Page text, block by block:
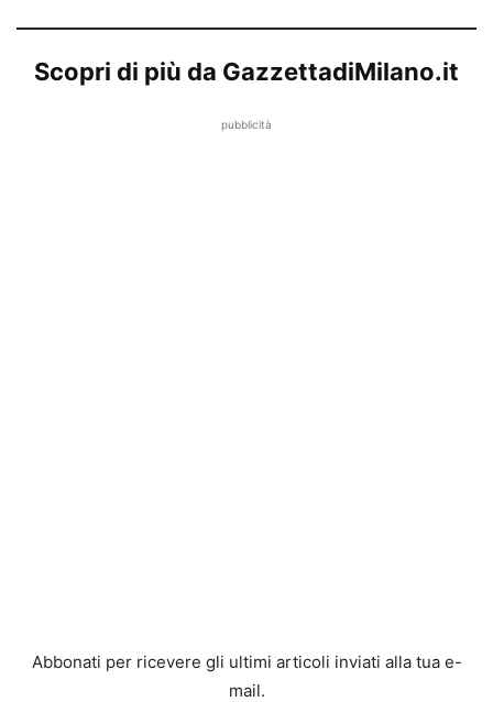
Scopri di più da GazzettadiMilano.it
pubblicità
Abbonati per ricevere gli ultimi articoli inviati alla tua e-
mail.